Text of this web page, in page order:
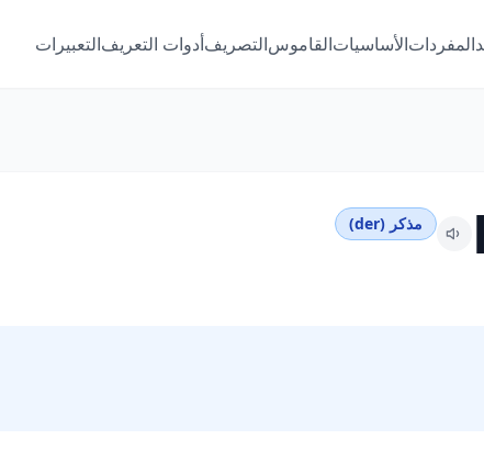
المفرداتالأساسياتالقاموسالتصريفأدوات التعريفالتعبيرات
مذكر (der)